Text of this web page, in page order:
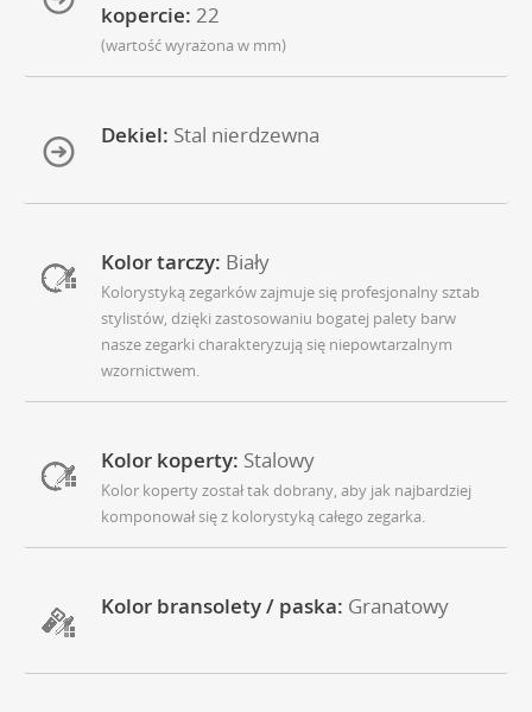
kopercie: 22
(wartość wyrażona w mm)
Dekiel: Stal nierdzewna
Kolor tarczy: Biały
Kolorystyką zegarków zajmuje się profesjonalny sztab
stylistów, dzięki zastosowaniu bogatej palety barw
nasze zegarki charakteryzują się niepowtarzalnym
wzornictwem.
Kolor koperty: Stalowy
Kolor koperty został tak dobrany, aby jak najbardziej
komponował się z kolorystyką całego zegarka.
Kolor bransolety / paska: Granatowy